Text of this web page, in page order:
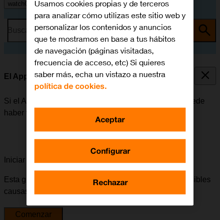
watchOS 11
Busca por problema o tema
El Apple Watch funciona lentamente
Si el Apple Watch empieza a funcionar lentamente, puede
haber varias causas posibles al problema.
Iniciar la guía para solucionar tu problema
Esta guía te va a conducir a través de una serie de posibles
causas y soluciones al problema.
Comenzar
Usamos cookies propias y de terceros
para analizar cómo utilizas este sitio web y
personalizar los contenidos y anuncios
que te mostramos en base a tus hábitos
de navegación (páginas visitadas,
frecuencia de acceso, etc) Si quieres
saber más, echa un vistazo a nuestra
política de cookies.
Configurar
Rechazar
Aceptar